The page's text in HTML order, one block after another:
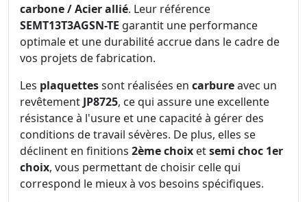
carbone / Acier allié. Leur référence
SEMT13T3AGSN-TE garantit une performance
optimale et une durabilité accrue dans le cadre de
vos projets de fabrication.
Les plaquettessont réalisées en carbureavec un
revêtement JP8725, ce qui assure une excellente
résistance à l'usure et une capacité à gérer des
conditions de travail sévères. De plus, elles se
déclinent en finitions 2ème choix etsemi choc 1er
choix, vous permettant de choisir celle qui
correspond le mieux à vos besoins spécifiques.